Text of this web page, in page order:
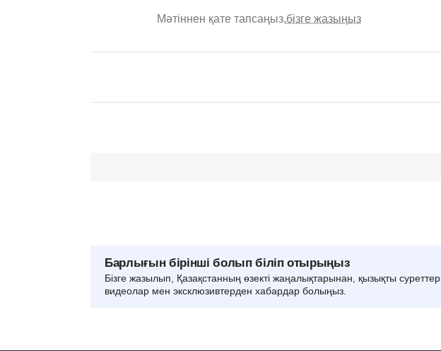
Мәтіннен қате тапсаңыз,бізге жазыңыз
Барлығын бірінші болып біліп отырыңыз
Бізге жазылып, Қазақстанның өзекті жаңалықтарынан, қызықты суреттер,
видеолар мен эксклюзивтерден хабардар болыңыз.